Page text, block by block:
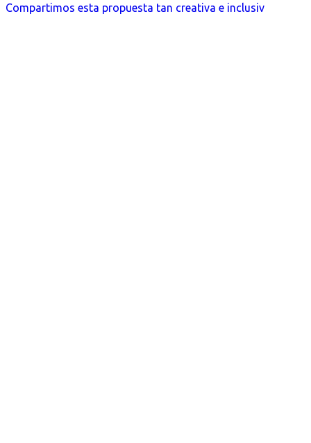
Compartimos esta propuesta tan creativa e inclusiv